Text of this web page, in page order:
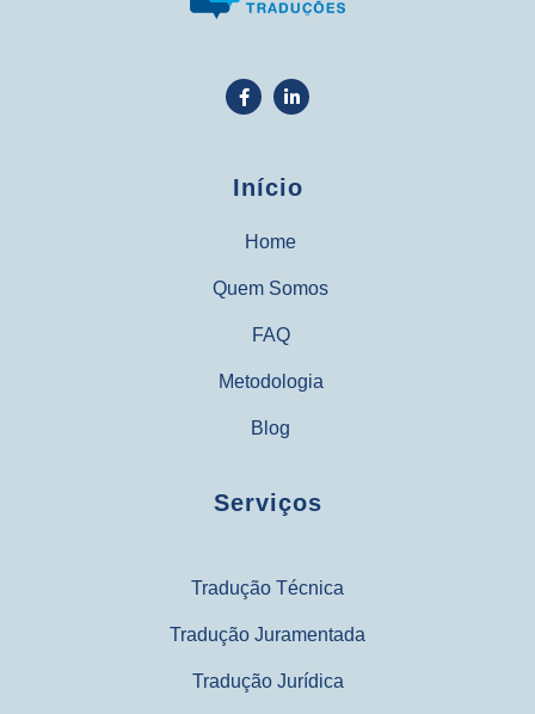
Início
Home
Quem Somos
FAQ
Metodologia
Blog
Serviços
Tradução Técnica
Tradução Juramentada
Tradução Jurídica